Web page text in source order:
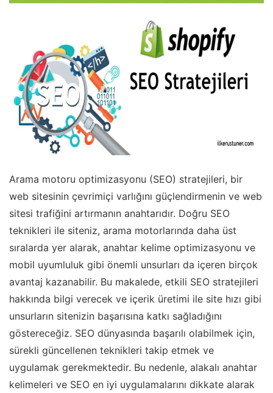
Arama motoru optimizasyonu (SEO) stratejileri, bir
web sitesinin çevrimiçi varlığını güçlendirmenin ve web
sitesi trafiğini artırmanın anahtarıdır. Doğru SEO
teknikleri ile siteniz, arama motorlarında daha üst
sıralarda yer alarak, anahtar kelime optimizasyonu ve
mobil uyumluluk gibi önemli unsurları da içeren birçok
avantaj kazanabilir. Bu makalede, etkili SEO stratejileri
hakkında bilgi verecek ve içerik üretimi ile site hızı gibi
unsurların sitenizin başarısına katkı sağladığını
göstereceğiz. SEO dünyasında başarılı olabilmek için,
sürekli güncellenen teknikleri takip etmek ve
uygulamak gerekmektedir. Bu nedenle, alakalı anahtar
kelimeleri ve SEO en iyi uygulamalarını dikkate alarak